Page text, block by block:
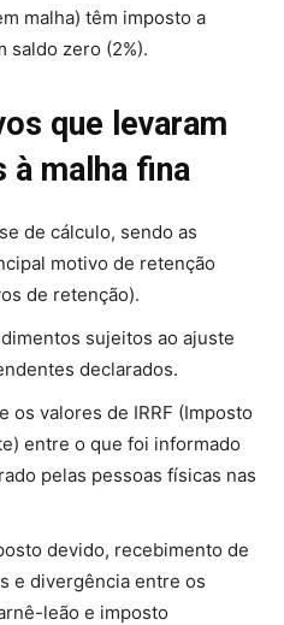
malha) têm imposto a
saldo zero (2%).
que levaram
malha fina
de cálculo, sendo as
motivo de retenção
de retenção).
sujeitos ao ajuste
declarados.
os valores de IRRF (Imposto
entre o que foi informado
pelas pessoas físicas nas
devido, recebimento de
e divergência entre os
leão e imposto